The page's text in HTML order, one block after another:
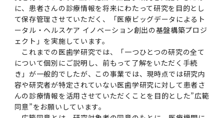
教育研究評議会
学長選考・監察会議
多職種連携教育編
学長×医学部学生懇談
学長×歯学部学生懇談
東京医科歯科大学の歴史
広報誌「Bloom! 医科歯科大」
英語版広報誌「TMDU ANNUAL NEWS」
学内向け広報誌「TMDUニュース」
医歯大ひろば
写真で綴る 東京医科歯科大学
写真で綴る 東京医科歯科大学トップ
第1回『学びの地』
第2回『教育 講義・実習の軌跡』
クラウドファンディング実施プロジェクト一覧
２．大学認証評価
３．自己点検・評価
第１期 中期目標・中期計画等について
第２期 中期目標・中期計画等について
第３期中期目標・中期計画等について
1-2.年度計画・年度評価等について【第1期～
第3期】トップ
（第１期中期目標期間中）年度計画、年度評価
等について
（第２期中期目標期間中）年度計画・年度評価
等について
2．認証評価
3．自己点検・評価
4．指定国立大学法人構想に関する進捗状況に
ついて
「大学院学生の教育研究交流」に関する協定書
「大学院学生の教育研究交流」に関する実施細
目
「複合領域コース｣｢編入学｣及び｢複数学士号｣
に関する協定書
複合領域コースについて
各複合領域コースの概要
編入学制度について（複数学士号）
三大学連合（外部サイト）
医療管理政策学（MMA）コース（東京医科歯科
大学）
統合報告書
法定公開情報
統計データ
土地・建物及び所在地／関係施設位置図
ダイバーシティトップ
東京医科歯科大学ダイバーシティ＆インクルー
ジョン推進宣言等
東京医科歯科大学ダイバーシティ＆インクルー
ジョン推進宣言等トップ
ダイバーシティ・インクルージョン室
コンプライアンス・ハラスメント
コンプライアンス・ハラスメントトップ
ハラスメントへの対応について
公益通報について
生体材料工学研究所
難治疾患研究所
国際交流サイト
研究情報サイト
入学料・授業料の免除・徴収猶予について
アルバイトについて
学生寮について
アパート等の紹介
医学部医学科サマープログラム
歯学部サマープログラム
オンライン個別進学相談
地域特別枠推薦選抜説明会
試験問題及び解答例等の公表
ョイント・ディグリープログラム：JDP）
大学院入学希望者向け入試説明会
学費・入学金・奨学金について
学費・入学金・奨学金についてトップ
奨学金について
大学院医歯学総合研究科生体検査科学講座
研究テーマ検索システム
大学院研究生
大学院保健衛生学研究科
Call for Applications to Science Tokyo
SPRING（MD）Program for the 2025
Academic Year by Eligible Students
(*Autumn admission)
令和７年度（２０２５年度）総合知と癒しの次
世代フロントランナー育成プログラム（医歯学
系）「Science Tokyo SPRING (医歯学系)」
入学料・授業料免除・徴収猶予について
(Admission & Tuition
Exemption/Deferment)
奨学金について
入学料・授業料免除・徴収猶予について
(Admission & Tuition
Exemption/Deferment)トップ
【2026年4月入学者】入学料免除・徴収猶予申
請について（Admission Fee
Exemption&Admission Fee Deferment）
「修学支援に対する相談窓口」を設置しまし
奨学金について
奨学金についてトップ
日本学生支援機構
財団法人・地方公共団体等奨学金
日本学生支援機構
アパート等の紹介
学生保険制度について
国民年金について
学生相談窓口
就職・キャリア支援トップ
企業・官公庁・医療機関の皆様へ
在学生向け
在学生向けトップ
新型コロナウイルス感染症に伴うお知らせ
サークル・学園祭
サークル・学園祭トップ
お茶の水祭
施設利用
施設利用トップ
保健管理センター
ボランティア
情報システム
学（MMA）コース】
博士課程 医歯学専攻
博士課程 生命理工医療科学専攻
博士課程共同災害看護学専攻
分野構成
医歯学総合研究科修士課程履修要項（シラバ
ス）
修士課程 医歯理工保健学専攻 グローバルヘル
スリーダー養成 (MPH) コース
博士課程 医歯学専攻
博士課程 医歯学専攻トップ
概要
博士課程 国際連携専攻（ジョイント・ディグリ
ー・プログラム：JDP）
組織
教育研究分野組織、指導教員研究内容
教育研究分野組織、指導教員研究内容トップ
看護先進科学専攻
履修要項（大学院シラバス）保健衛生学研究科
５大学災害看護コンソーシアム履修の手引き
生体材料工学研究所
難治疾患研究所
高等研究院
大学病院
研究助成金
AMED研究費の年間公募スケジュール(学内専
用)
GAPファンド等の公募
VPN必要)
倫理審査手続きについて
各種実験手続き例(学内専用)
研究に必要な講習会等
research map
プレスリリース
青い鳥広場(学内専用)
統合研究機構・統合イノベーション推進機構
オープンイノベーションセンター
各種センター
高等研究院
研究不正等の公表について
剽窃チェックツール(学内専用)
安全保障輸出管理(学内専用)
利益相反
各種お問い合わせ先(事務部)
に、患者さんの診療情報を将来にわたって研究を目的とし
て保存管理させていただく、「医療ビッグデータによるト
ータル・ヘルスケア イノベーション創出の基盤構築プロジ
ェクト」を実施しています。
これまでの医歯学研究では、「一つひとつの研究の全て
について個別にご説明し、前もって了解をいただく手続
き」が一般的でしたが、この事業では、現時点では研究内
容や研究者が特定されていない医歯学研究に対して患者さ
んの診療情報を活用させていただくことを目的とした”広範
同意”をお願いしています。